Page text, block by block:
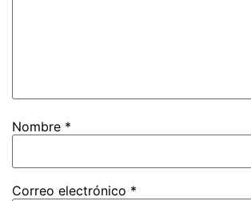
Nombre *
Correo electrónico *